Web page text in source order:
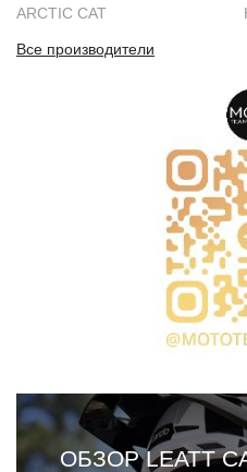
ARCTIC CAT
Все производители
ОБЗОР LEATT